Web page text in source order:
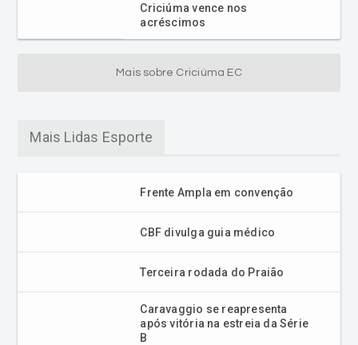
Criciúma vence nos
acréscimos
Mais sobre Criciúma EC
Mais Lidas Esporte
Frente Ampla em convenção
CBF divulga guia médico
Terceira rodada do Praião
Caravaggio se reapresenta
após vitória na estreia da Série
B